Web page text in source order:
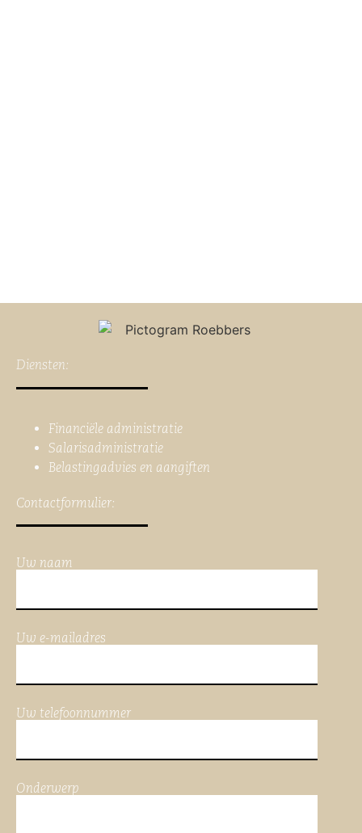
Diensten:
Financiële administratie
Salarisadministratie
Belastingadvies en aangiften
Contactformulier:
Uw naam
Uw e-mailadres
Uw telefoonnummer
Onderwerp